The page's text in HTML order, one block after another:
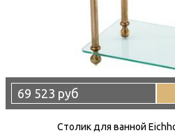
69 523 руб
Столик для ванной